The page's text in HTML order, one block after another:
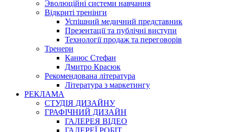
Эволюційні системи навчання
Відкриті тренінги
Успішний медичний представник
Презентації та публічні виступи
Технології продаж та переговорів
Тренери
Канюс Стефан
Дмитро Красюк
Рекомендована література
Література з маркетингу
РЕКЛАМА
СТУДІЯ ДИЗАЙНУ
ГРАФІЧНИЙ ДИЗАЙН
ГАЛЕРЕЯ ВІДЕО
ГАЛЕРЕЇ РОБІТ